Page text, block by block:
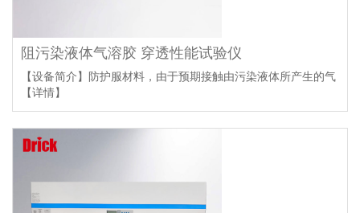
阻污染液体气溶胶 穿透性能试验仪
【设备简介】防护服材料，由于预期接触由污染液体所产生的气
【详情】